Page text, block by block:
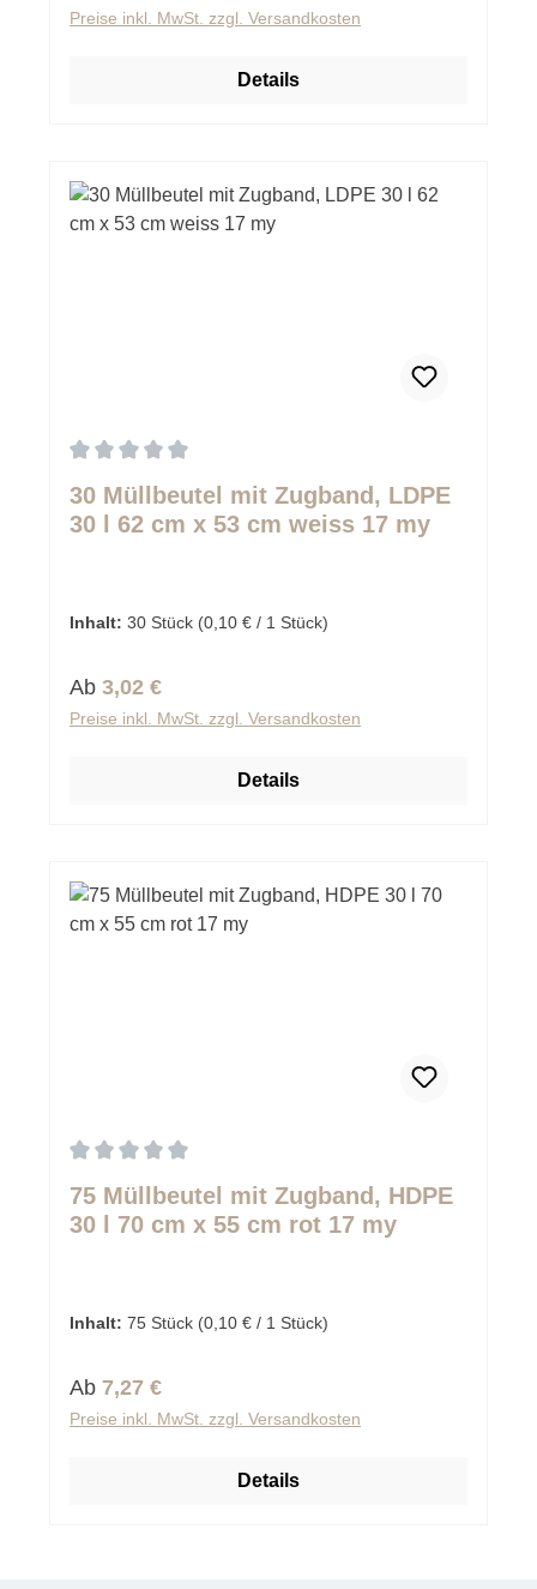
Preise inkl. MwSt. zzgl. Versandkosten
Details
30 Müllbeutel mit Zugband, LDPE
30 l 62 cm x 53 cm weiss 17 my
Inhalt: 30 Stück (0,10 € / 1 Stück)
Regulärer Preis:
Ab 3,02 €
Preise inkl. MwSt. zzgl. Versandkosten
Details
75 Müllbeutel mit Zugband, HDPE
30 l 70 cm x 55 cm rot 17 my
Inhalt: 75 Stück (0,10 € / 1 Stück)
Regulärer Preis:
Ab 7,27 €
Preise inkl. MwSt. zzgl. Versandkosten
Details